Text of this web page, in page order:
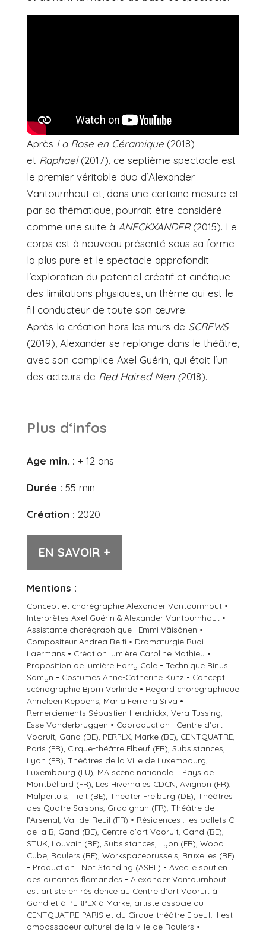
Après La Rose en Céramique(2018)
et Raphael(2017), ce septième spectacle est
le premier véritable duo d’Alexander
Vantournhout et, dans une certaine mesure et
par sa thématique, pourrait être considéré
comme une suite à ANECKXANDER(2015). Le
corps est à nouveau présenté sous sa forme
la plus pure et le spectacle approfondit
l’exploration du potentiel créatif et cinétique
des limitations physiques, un thème qui est le
fil conducteur de toute son œuvre.
Après la création hors les murs de SCREWS
(2019), Alexander se replonge dans le théâtre,
avec son complice Axel Guérin, qui était l’un
des acteurs de Red Haired Men (2018).
Plus d‘infos
Age min. : + 12 ans
Durée : 55 min
Création : 2020
EN SAVOIR +
Mentions :
Concept et chorégraphie Alexander Vantournhout •
Interprètes Axel Guérin & Alexander Vantournhout •
Assistante chorégraphique : Emmi Väisänen •
Compositeur Andrea Belfi • Dramaturgie Rudi
Laermans • Création lumière Caroline Mathieu •
Proposition de lumière Harry Cole • Technique Rinus
Samyn • Costumes Anne-Catherine Kunz • Concept
scénographie Bjorn Verlinde • Regard chorégraphique
Anneleen Keppens, Maria Ferreira Silva •
Remerciements Sébastien Hendrickx, Vera Tussing,
Esse Vanderbruggen • Coproduction : Centre d’art
Vooruit, Gand (BE), PERPLX, Marke (BE), CENTQUATRE,
Paris (FR), Cirque-théâtre Elbeuf (FR), Subsistances,
Lyon (FR), Théâtres de la Ville de Luxembourg,
Luxembourg (LU), MA scène nationale – Pays de
Montbéliard (FR), Les Hivernales CDCN, Avignon (FR),
Malpertuis, Tielt (BE), Theater Freiburg (DE), Théâtres
des Quatre Saisons, Gradignan (FR), Théâtre de
l’Arsenal, Val-de-Reuil (FR) • Résidences : les ballets C
de la B, Gand (BE), Centre d’art Vooruit, Gand (BE),
STUK, Louvain (BE), Subsistances, Lyon (FR), Wood
Cube, Roulers (BE), Workspacebrussels, Bruxelles (BE)
• Production : Not Standing (ASBL) • Avec le soutien
des autorités flamandes • Alexander Vantournhout
est artiste en résidence au Centre d'art Vooruit à
Gand et à PERPLX à Marke, artiste associé du
CENTQUATRE-PARIS et du Cirque-théâtre Elbeuf. Il est
ambassadeur culturel de la ville de Roulers •